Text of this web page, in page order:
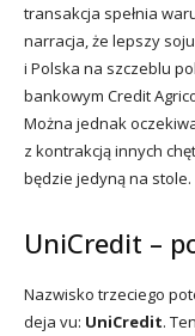
transakcja spełnia
narracja, że lepszy
i Polska na szczeblu
bankowym Credit
Można jednak
z kontrakcją innych
będzie jedyną na stole.
UniCredit –
Nazwisko trzeciego
deja vu: UniCredit.